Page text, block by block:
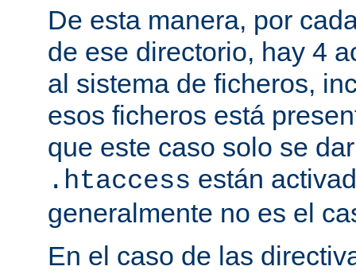
De esta manera, por
de ese directorio, hay 4
al sistema de ficheros,
esos ficheros está
que este caso solo se
.htaccess están
generalmente no es el
En el caso de las